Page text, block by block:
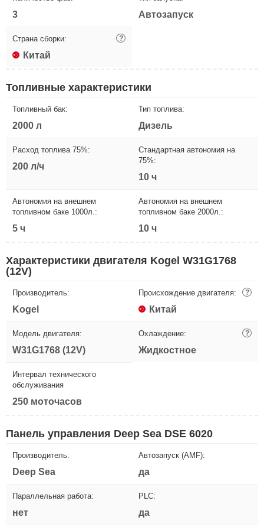
3 Автозапуск
Страна сборки: ?
Китай
Топливные характеристики
Топливный бак:
2000 л
Тип топлива:
Дизель
Расход топлива 75%:
200 л/ч
Стандартная автономия на
75%:
10 ч
Автономия на внешнем
топливном баке 1000л.:
5 ч
Автономия на внешнем
топливном баке 2000л.:
10 ч
Характеристики двигателя Kogel W31G1768
(12V)
Производитель:
Kogel
Происхождение двигателя: ?
Китай
Модель двигателя:
W31G1768 (12V)
Охлаждение: ?
Жидкостное
Интервал технического
обслуживания
250 моточасов
Панель управления Deep Sea DSE 6020
Производитель:
Deep Sea
Автозапуск (AMF):
да
Параллельная работа:
нет
PLC:
да